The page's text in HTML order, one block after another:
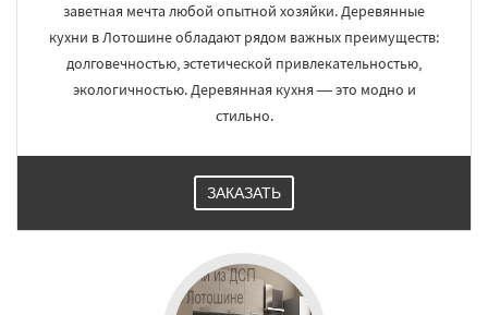
заветная мечта любой опытной хозяйки. Деревянные
кухни в Лотошине обладают рядом важных преимуществ:
долговечностью, эстетической привлекательностью,
экологичностью. Деревянная кухня — это модно и
стильно.
ЗАКАЗАТЬ